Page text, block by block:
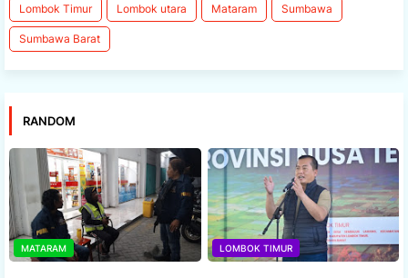
Lombok Timur Lombok utara Mataram Sumbawa
Sumbawa Barat
RANDOM
MATARAM LOMBOK TIMUR